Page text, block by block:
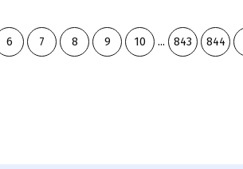
6 7 8 9 10 ... 843 844